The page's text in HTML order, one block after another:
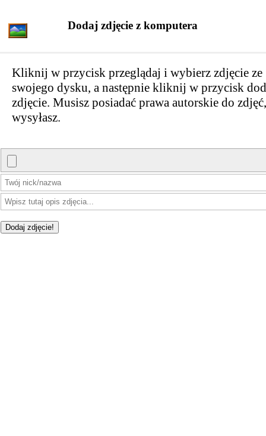
Dodaj zdjęcie z komputera
Kliknij w przycisk przeglądaj i wybierz zdjęcie ze
swojego dysku, a następnie kliknij w przycisk
zdjęcie. Musisz posiadać prawa autorskie do
wysyłasz.